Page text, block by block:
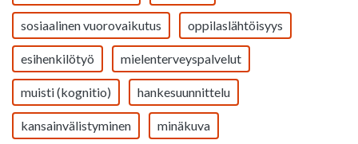
sosiaalinen vuorovaikutus oppilaslähtöisyys
esihenkilötyö mielenterveyspalvelut
muisti (kognitio) hankesuunnittelu
kansainvälistyminen minäkuva